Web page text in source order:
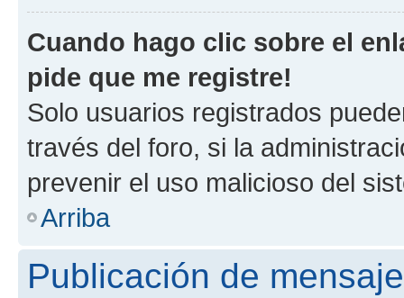
Cuando hago clic sobre el
pide que me registre!
Solo usuarios registrados
través del foro, si la
prevenir el uso malicioso del
Arriba
Publicación de